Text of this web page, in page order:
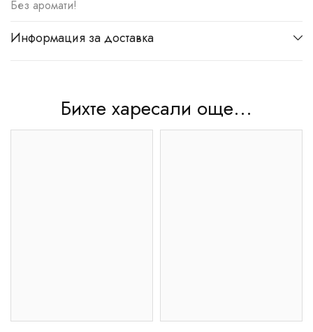
Без аромати!
Информация за доставка
Бихте харесали още...